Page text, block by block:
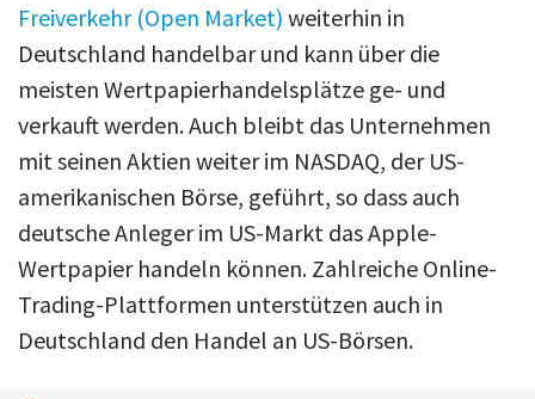
Freiverkehr (Open Market) weiterhin in
Deutschland handelbar und kann über die
meisten Wertpapierhandelsplätze ge- und
verkauft werden. Auch bleibt das Unternehmen
mit seinen Aktien weiter im NASDAQ, der US-
amerikanischen Börse, geführt, so dass auch
deutsche Anleger im US-Markt das Apple-
Wertpapier handeln können. Zahlreiche Online-
Trading-Plattformen unterstützen auch in
Deutschland den Handel an US-Börsen.